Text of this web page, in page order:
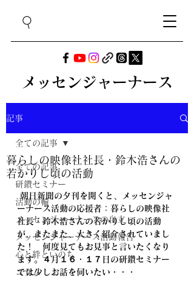
メッセンジャーナース
記事
全ての記事
研鑽セミナー
活動の輪
メッセンジャーナースの自立
メッセンジャーナース活動報告
心と絆といのち
コラム
全ての記事
暮らしの映像社社長・鈴木浩さんの
若かりし頃の活動
朝日新聞の夕刊を開くと、メッセンジャ
ーナース活動の応援者：暮らしの映像社
社長・鈴木浩さんの若かりし頃の活動
が、またまた、大きく紹介されていまし
た！　何度見てもお見事と言いたくなり
ます。４月１６・１７日の研鑽セミナー
では少しお話を伺いたい・・・